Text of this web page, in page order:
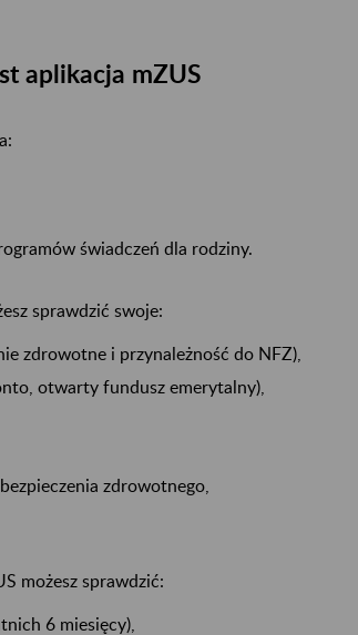
aplikacja mZUS
świadczeń dla rodziny.
sprawdzić swoje:
zdrowotne i przynależność do NFZ),
otwarty fundusz emerytalny),
zdrowotnego,
możesz sprawdzić:
6 miesięcy),